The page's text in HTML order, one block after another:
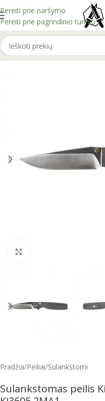
Pereiti prie naršymo
Pereiti prie pagrindinio turinio
Pradžia/Peiliai/Sulankstomi
Sulankstomas peilis